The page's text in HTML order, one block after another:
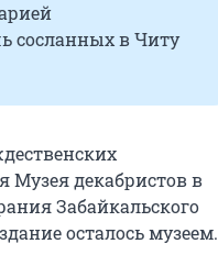
сосланных в Читу
Музея декабристов в
Забайкальского
осталось музеем.